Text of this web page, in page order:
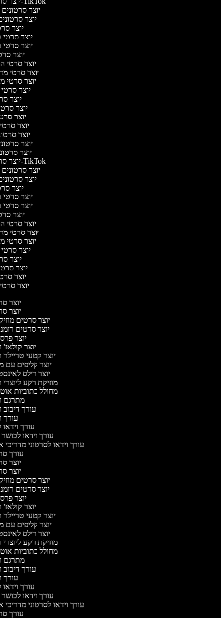
יוצר סרטונים
יוצר
יוצר
יוצר סרטי
יוצר סרטי
יוצר
יוצר סרטי
יוצר סרטי
יוצר סרטי
יוצר
יוצר
יוצר
יוצר
יוצר
יוצר
יוצר
יוצר
יוצר סרטונים ל-TikTok
יוצר סרטונים
יוצר
יוצר
יוצר סרטי
יוצר סרטי
יוצר
יוצר סרטי
יוצר סרטי
יוצר סרטי
יוצר
יוצר
יוצר
יוצר
יוצר
יוצר
יוצר
יוצר סרטים
יוצר סרטים
יוצר
יוצר קולאז'
יוצר קטעי טריילר
יוצר קליפים עם
יוצר רילס
מוזיקת רקע ליוצרי
מחולל כתוביות
מתרגם
עורך דיבוב
עורך
עורך וידאו
עורך וידאו לכושר
עורך וידאו לסרטוני מדריכי
עורך
יוצר
יוצר
יוצר סרטים
יוצר סרטים
יוצר
יוצר קולאז'
יוצר קטעי טריילר
יוצר קליפים עם
יוצר רילס
מוזיקת רקע ליוצרי
מחולל כתוביות
מתרגם
עורך דיבוב
עורך
עורך וידאו
עורך וידאו לכושר
עורך וידאו לסרטוני מדריכי
עורך